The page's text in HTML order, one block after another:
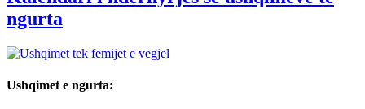
ngurta
Ushqimet e ngurta: